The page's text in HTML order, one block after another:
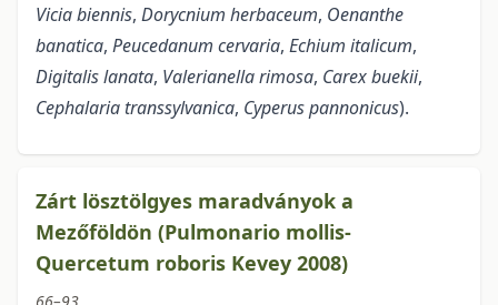
Vicia biennis, Dorycnium herbaceum, Oenanthe
banatica, Peucedanum cervaria, Echium italicum,
Digitalis lanata, Valerianella rimosa, Carex buekii,
Cephalaria transsylvanica, Cyperus pannonicus).
Zárt lösztölgyes maradványok a
Mezőföldön (Pulmonario mollis-
Quercetum roboris Kevey 2008)